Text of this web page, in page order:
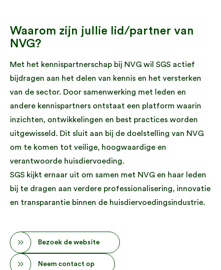
Waarom zijn jullie lid/partner van
NVG?
Met het kennispartnerschap bij NVG wil SGS actief
bijdragen aan het delen van kennis en het versterken
van de sector. Door samenwerking met leden en
andere kennispartners ontstaat een platform waarin
inzichten, ontwikkelingen en best practices worden
uitgewisseld. Dit sluit aan bij de doelstelling van NVG
om te komen tot veilige, hoogwaardige en
verantwoorde huisdiervoeding.
SGS kijkt ernaar uit om samen met NVG en haar leden
bij te dragen aan verdere professionalisering, innovatie
en transparantie binnen de huisdiervoedingsindustrie.
Bezoek de website
Neem contact op